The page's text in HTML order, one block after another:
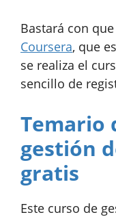
Bastará con
Coursera, que
se realiza el
sencillo de
Temario
gestión
gratis
Este curso de